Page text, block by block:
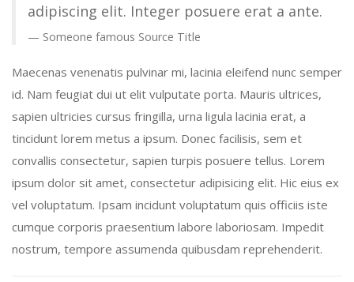
adipiscing elit. Integer posuere erat a ante.
Someone famous Source Title
Maecenas venenatis pulvinar mi, lacinia eleifend nunc semper
id. Nam feugiat dui ut elit vulputate porta. Mauris ultrices,
sapien ultricies cursus fringilla, urna ligula lacinia erat, a
tincidunt lorem metus a ipsum. Donec facilisis, sem et
convallis consectetur, sapien turpis posuere tellus. Lorem
ipsum dolor sit amet, consectetur adipisicing elit. Hic eius ex
vel voluptatum. Ipsam incidunt voluptatum quis officiis iste
cumque corporis praesentium labore laboriosam. Impedit
nostrum, tempore assumenda quibusdam reprehenderit.